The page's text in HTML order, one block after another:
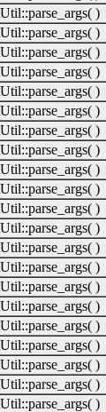
)
)
)
)
)
)
)
)
)
)
)
)
)
)
)
)
)
)
)
)
)